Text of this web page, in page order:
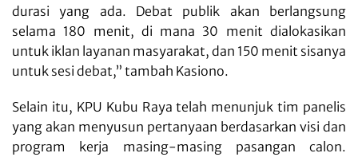
durasi yang ada. Debat publik akan berlangsung
selama 180 menit, di mana 30 menit dialokasikan
untuk iklan layanan masyarakat, dan 150 menit sisanya
untuk sesi debat,” tambah Kasiono.
Selain itu, KPU Kubu Raya telah menunjuk tim panelis
yang akan menyusun pertanyaan berdasarkan visi dan
program kerja masing-masing pasangan calon.